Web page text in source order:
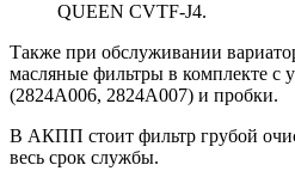
QUEEN CVTF-J4.
Также при обслуживании
масляные фильтры в комплекте с
(2824A006, 2824A007) и пробки.
В АКПП стоит фильтр грубой
весь срок службы.